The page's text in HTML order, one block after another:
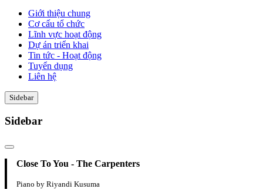
Giới thiệu chung
Cơ cấu tổ chức
Lĩnh vực hoạt động
Dự án triển khai
Tin tức - Hoạt động
Tuyển dụng
Liên hệ
Sidebar
Sidebar
Close To You - The Carpenters
Piano by Riyandi Kusuma